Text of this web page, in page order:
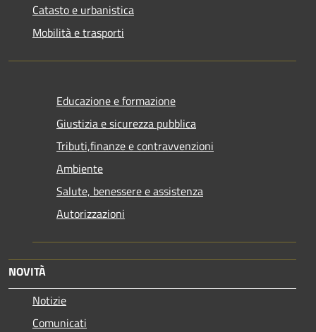
Catasto e urbanistica
Mobilità e trasporti
Educazione e formazione
Giustizia e sicurezza pubblica
Tributi,finanze e contravvenzioni
Ambiente
Salute, benessere e assistenza
Autorizzazioni
NOVITÀ
Notizie
Comunicati